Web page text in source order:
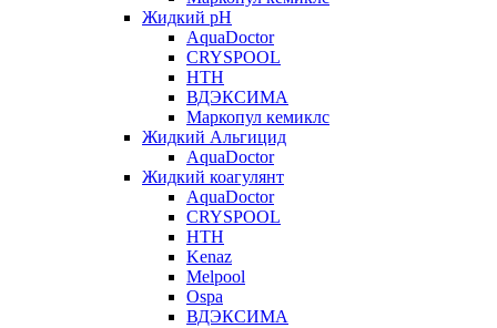
Жидкий pH
AquaDoctor
CRYSPOOL
HTH
ВДЭКСИМА
Маркопул кемиклс
Жидкий Альгицид
AquaDoctor
Жидкий коагулянт
AquaDoctor
CRYSPOOL
HTH
Kenaz
Melpool
Ospa
ВДЭКСИМА